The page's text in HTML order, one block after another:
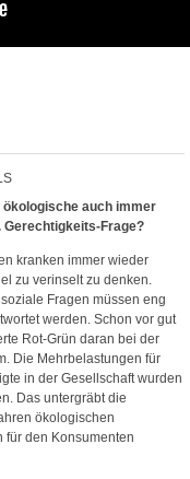
auch immer
Gerechtigkeits-Frage?
kranken immer wieder
zu verinselt zu denken.
Fragen müssen eng
werden. Schon vor gut
Rot-Grün daran bei der
Die Mehrbelastungen für
in der Gesellschaft wurden
Das untergräbt die
ökologischen
für den Konsumenten